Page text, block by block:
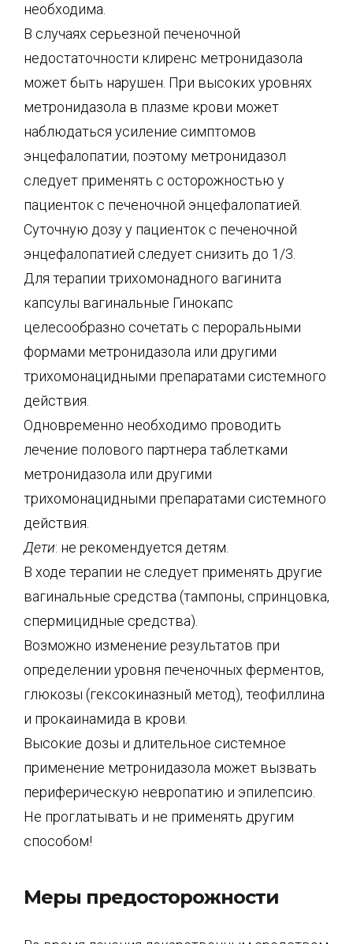
необходима.
В случаях серьезной печеночной
недостаточности клиренс метронидазола
может быть нарушен. При высоких уровнях
метронидазола в плазме крови может
наблюдаться усиление симптомов
энцефалопатии, поэтому метронидазол
следует применять с осторожностью у
пациенток с печеночной энцефалопатией.
Суточную дозу у пациенток с печеночной
энцефалопатией следует снизить до 1/3.
Для терапии трихомонадного вагинита
капсулы вагинальные Гинокапс
целесообразно сочетать с пероральными
формами метронидазола или другими
трихомонацидными препаратами системного
действия.
Одновременно необходимо проводить
лечение полового партнера таблетками
метронидазола или другими
трихомонацидными препаратами системного
действия.
Дети: не рекомендуется детям.
В ходе терапии не следует применять другие
вагинальные средства (тампоны, спринцовка,
спермицидные средства).
Возможно изменение результатов при
определении уровня печеночных ферментов,
глюкозы (гексокиназный метод), теофиллина
и прокаинамида в крови.
Высокие дозы и длительное системное
применение метронидазола может вызвать
периферическую невропатию и эпилепсию.
Не проглатывать и не применять другим
способом!
Меры предосторожности